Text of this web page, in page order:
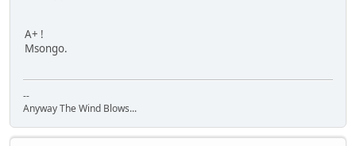
A+ !
Msongo.
--
Anyway The Wind Blows...